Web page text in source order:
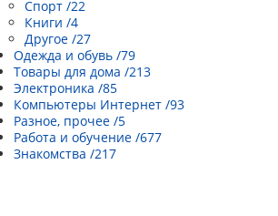
Спорт /22
Книги /4
Другое /27
Одежда и обувь /79
Товары для дома /213
Электроника /85
Компьютеры Интернет /93
Разное, прочее /5
Работа и обучение /677
Знакомства /217